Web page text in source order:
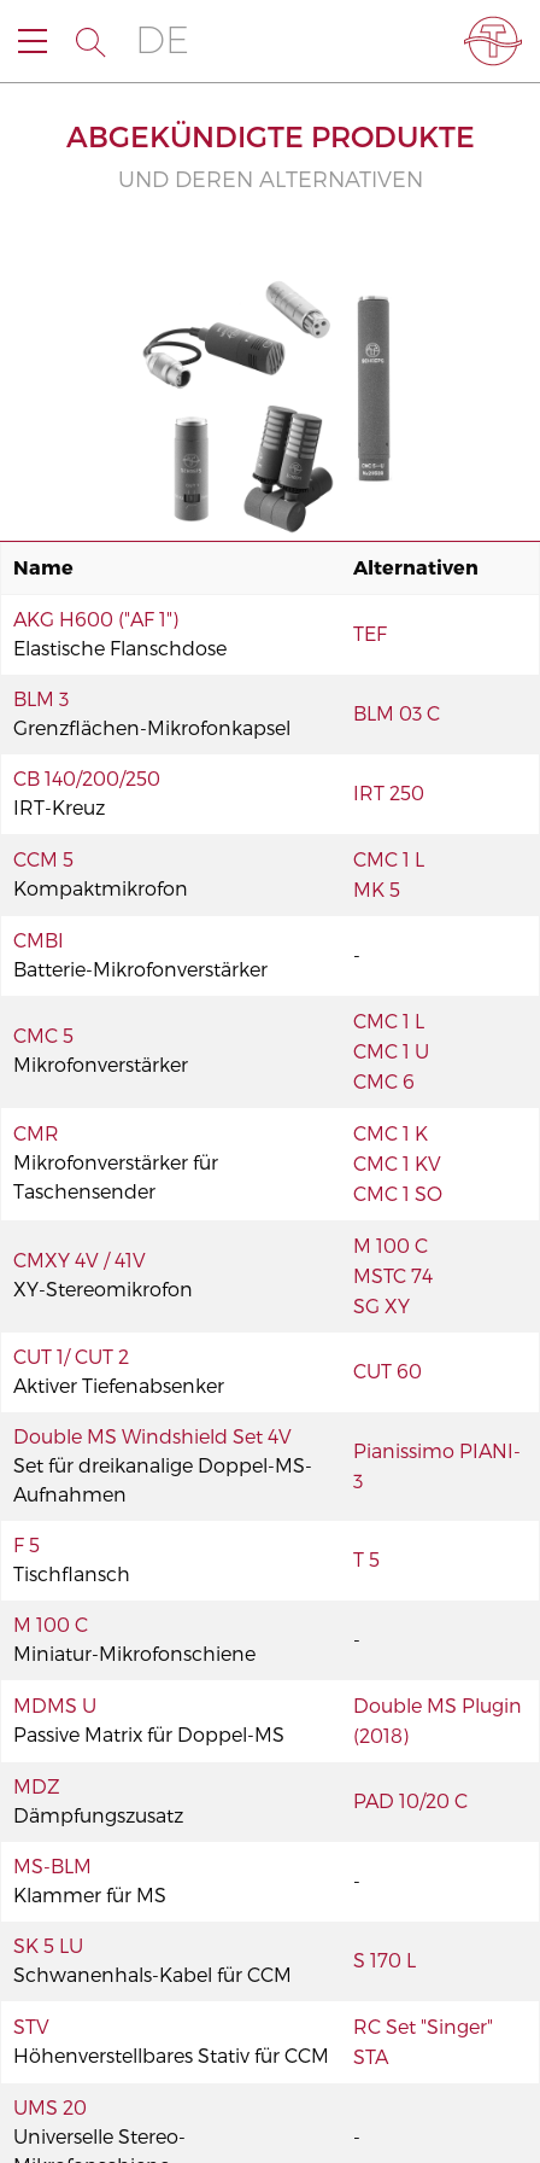
DE
ABGEKÜNDIGTE PRODUKTE
UND DEREN ALTERNATIVEN
Name Alternativen
AKG H600 ("AF 1")
Elastische Flanschdose
TEF
BLM 3
Grenzflächen-Mikrofonkapsel
BLM 03 C
CB 140/200/250
IRT-Kreuz
IRT 250
CCM 5
Kompaktmikrofon
CMC 1 L
MK 5
CMBI
Batterie-Mikrofonverstärker
-
CMC 5
Mikrofonverstärker
CMC 1 L
CMC 1 U
CMC 6
CMR
Mikrofonverstärker für
Taschensender
CMC 1 K
CMC 1 KV
CMC 1 SO
CMXY 4V / 41V
XY-Stereomikrofon
M 100 C
MSTC 74
SG XY
CUT 1/ CUT 2
Aktiver Tiefenabsenker
CUT 60
Double MS Windshield Set 4V
Set für dreikanalige Doppel-MS-
Aufnahmen
Pianissimo PIANI-
3
F 5
Tischflansch
T 5
M 100 C
Miniatur-Mikrofonschiene
-
MDMS U
Passive Matrix für Doppel-MS
Double MS Plugin
(2018)
MDZ
Dämpfungszusatz
PAD 10/20 C
MS-BLM
Klammer für MS
-
SK 5 LU
Schwanenhals-Kabel für CCM
S 170 L
STV
Höhenverstellbares Stativ für CCM
RC Set "Singer"
STA
UMS 20
Universelle Stereo-
-